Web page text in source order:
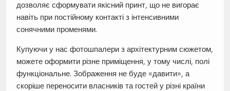
дозволяє сформувати якісний принт, що не вигорає
навіть при постійному контакті з інтенсивними
сонячними променями.
Купуючи у нас фотошпалери з архітектурним сюжетом,
можете оформити різне приміщення, у тому числі, полі
функціональне. Зображення не буде «давити», а
скоріше переносити власників та гостей у різні країни